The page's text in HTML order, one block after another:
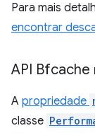
Para mais
encontrar
API Bfcache
A propriedade
classe